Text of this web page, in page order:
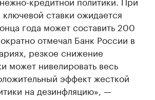
ставки ожидается
года может составить 200
отмечал Банк России в
резкое снижение
может нивелировать весь
эффект жесткой
на дезинфляцию», —